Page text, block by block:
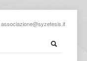
associazione@syzetesis.it